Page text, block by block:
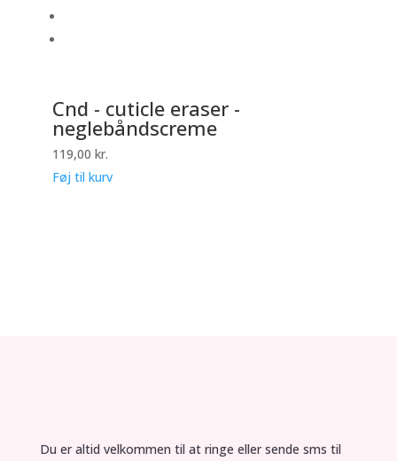
Cnd - cuticle eraser -
neglebåndscreme
119,00 kr.
Føj til kurv
Du er altid velkommen til at ringe eller sende sms til